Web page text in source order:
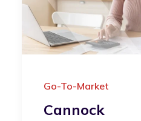
Go-To-Market
Cannock